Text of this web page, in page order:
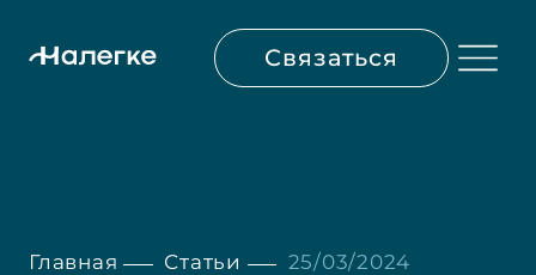
Связаться
Главная Статьи 25/03/2024